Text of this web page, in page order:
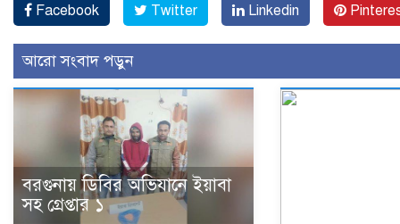
Facebook Twitter Linkedin
আরো সংবাদ পড়ুন
বরগুনায় ডিবির অভিযানে ইয়াবা
সহ গ্রেপ্তার ১